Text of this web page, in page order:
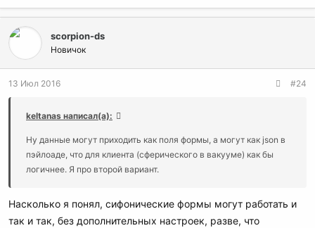
scorpion-ds
Новичок
13 Июл 2016 #24
keltanas написал(а):
Ну данные могут приходить как поля формы, а могут как json в
пэйлоаде, что для клиента (сферического в вакууме) как бы
логичнее. Я про второй вариант.
Насколько я понял, сифонические формы могут работать и
так и так, без дополнительных настроек, разве, что